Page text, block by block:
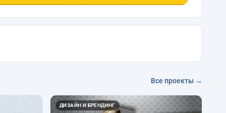
Все проекты →
ДИЗАЙН И БРЕНДИНГ